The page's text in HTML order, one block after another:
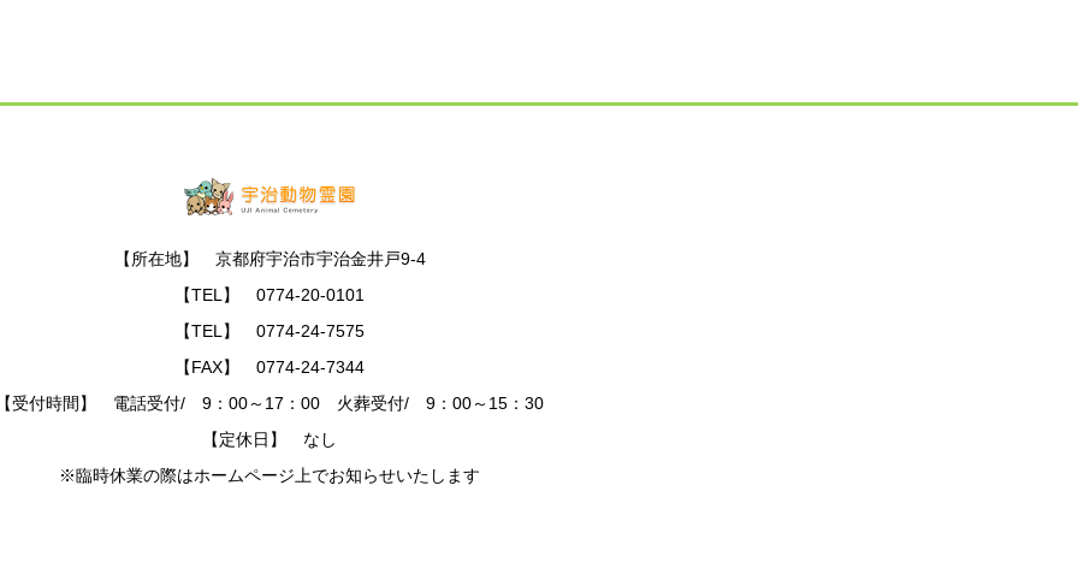
【所在地】 京都府宇治市宇治金井戸9-4
【TEL】 0774-20-0101
【TEL】 0774-24-7575
【FAX】 0774-24-7344
受付時間】 電話受付/ 9：00～17：00 火葬受付/ 9：00～15：30
【定休日】 なし
※臨時休業の際はホームページ上でお知らせいたします